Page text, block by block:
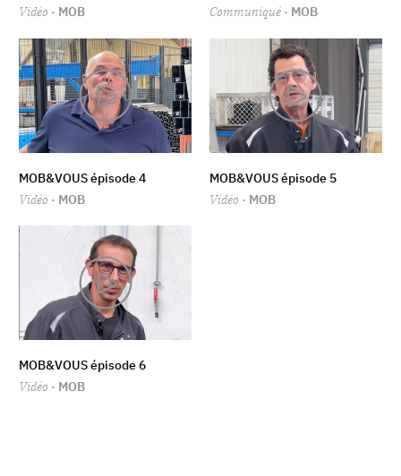
Vidéo · MOB
Communiqué · MOB
MOB&VOUS épisode 4
Vidéo · MOB
MOB&VOUS épisode 5
Vidéo · MOB
MOB&VOUS épisode 6
Vidéo · MOB